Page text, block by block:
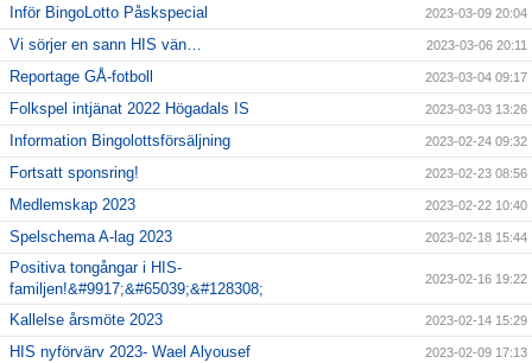
Inför BingoLotto Påskspecial 2023-03-09 20:04
Vi sörjer en sann HIS vän… 2023-03-06 20:11
Reportage GÅ-fotboll 2023-03-04 09:17
Folkspel intjänat 2022 Högadals IS 2023-03-03 13:26
Information Bingolottsförsäljning 2023-02-24 09:32
Fortsatt sponsring! 2023-02-23 08:56
Medlemskap 2023 2023-02-22 10:40
Spelschema A-lag 2023 2023-02-18 15:44
Positiva tongångar i HIS-
familjen!&#9917;&#65039;&#128308;
2023-02-16 19:22
Kallelse årsmöte 2023 2023-02-14 15:29
HIS nyförvärv 2023- Wael Alyousef 2023-02-09 17:13